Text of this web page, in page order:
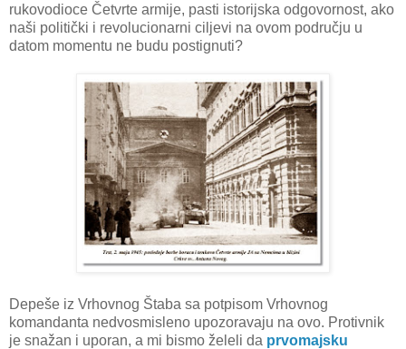
rukovodioce Četvrte armije, pasti istorijska odgovornost, ako
naši politički i revolucionarni ciljevi na ovom području u
datom momentu ne budu postignuti?
Depeše iz Vrhovnog Štaba sa potpisom Vrhovnog
komandanta nedvosmisleno upozoravaju na ovo. Protivnik
je snažan i uporan, a mi bismo želeli da prvomajsku